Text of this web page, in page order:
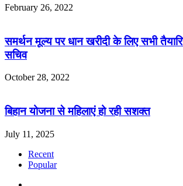
February 26, 2022
समर्थन मूल्य पर धान खरीदी के लिए सभी
सचिव
October 28, 2022
बिहान योजना से महिलाएं हो रही सशक्त
July 11, 2025
Recent
Popular